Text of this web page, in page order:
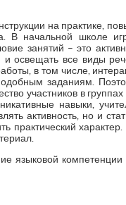
на практике,
В начальной школе
занятий – это
освещать все виды
в том числе,
заданиям.
участников в
навыки,
активность, но и
практический
языковой